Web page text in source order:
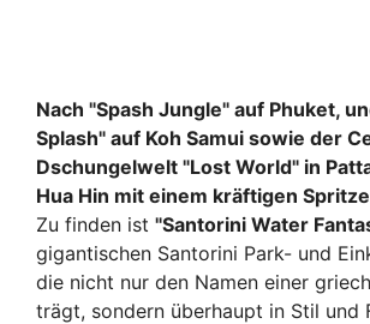
Nach "Spash Jungle" auf Phuket,
Splash" auf Koh Samui sowie der
Dschungelwelt "Lost World" in
Hua Hin mit einem kräftigen
Zu finden ist "Santorini Water
gigantischen Santorini Park- und
die nicht nur den Namen einer
trägt, sondern überhaupt in Stil und